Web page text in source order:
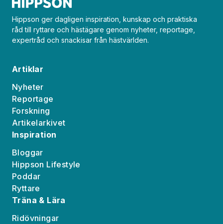
Hippson ger dagligen inspiration, kunskap och praktiska
råd till ryttare och hästägare genom nyheter, reportage,
expertråd och snackisar från hästvärlden.
Artiklar
Nyheter
Reportage
Forskning
Artikelarkivet
Inspiration
Bloggar
Hippson Lifestyle
Poddar
Ryttare
Träna & Lära
Ridövningar